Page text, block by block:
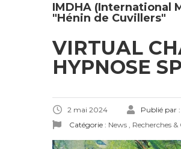
IMDHA (International
"Hénin de Cuvillers"
VIRTUAL
HYPNOSE
2 mai 2024 Publié par :
Catégorie : News , Recherches